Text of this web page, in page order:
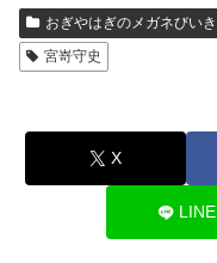
おぎやはぎのメガネびいき
宮嵜守史
X
LINE